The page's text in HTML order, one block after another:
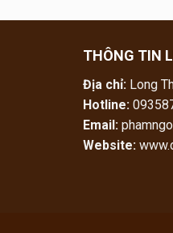
THÔNG TIN
Địa chỉ: Long
Hotline:
Email:
Website: